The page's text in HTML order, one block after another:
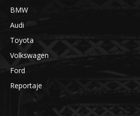
BMW
Audi
Toyota
Volkswagen
Ford
Reportaje